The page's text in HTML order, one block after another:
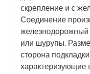
скрепление и с
Соединение
железнодорожный
или шурупы.
сторона